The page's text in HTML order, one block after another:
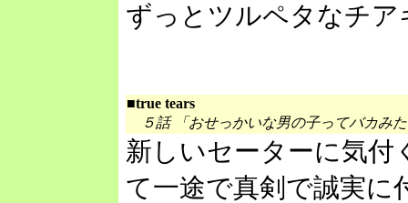
ずっとツルペタなチ
■true tears
５話 「おせっかいな男の子ってバカみ
新しいセーターに気付
て一途で真剣で誠実に